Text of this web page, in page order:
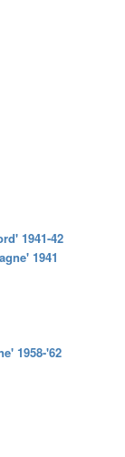
1941-42
1941
1958-'62